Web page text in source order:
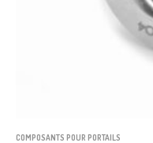
COMPOSANTS POUR PORTAILS